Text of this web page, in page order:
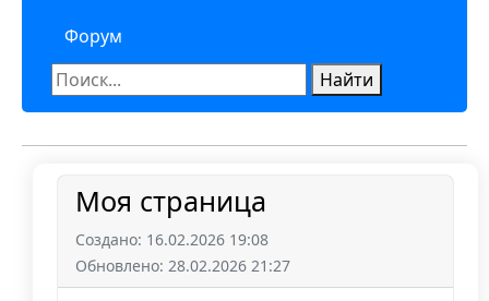
Форум
Найти
Моя страница
Создано: 16.02.2026 19:08
Обновлено: 28.02.2026 21:27